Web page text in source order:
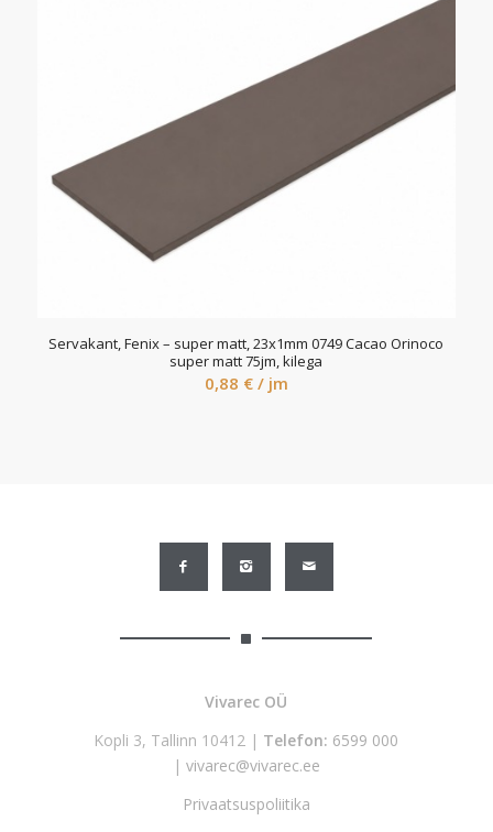
Servakant, Fenix – super matt, 23x1mm 0749 Cacao Orinoco
super matt 75jm, kilega
0,88 € / jm
Vivarec OÜ
Kopli 3, Tallinn 10412 | Telefon: 6599 000
| vivarec@vivarec.ee
Privaatsuspoliitika